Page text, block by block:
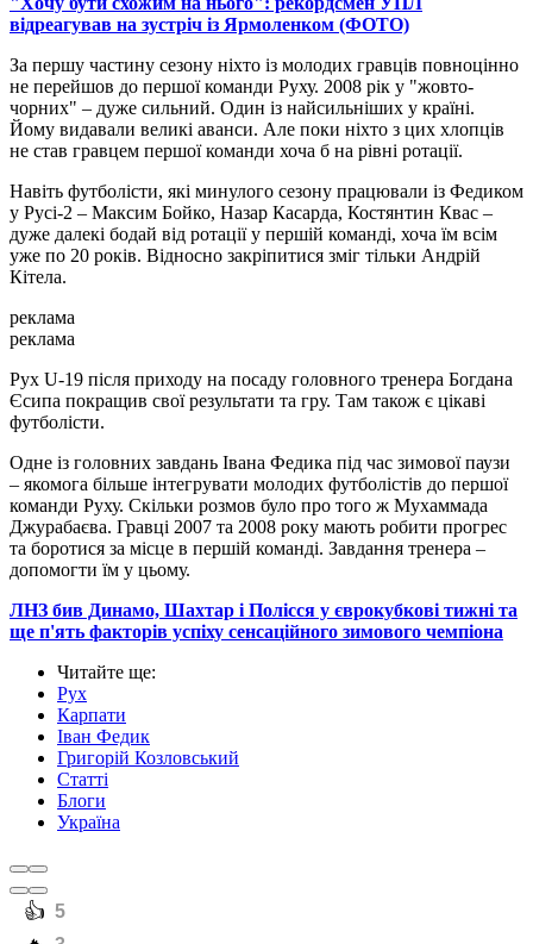
відреагував на зустріч із Ярмоленком (ФОТО)
За першу частину сезону ніхто із молодих гравців повноцінно
не перейшов до першої команди Руху. 2008 рік у "жовто-
чорних" – дуже сильний. Один із найсильніших у країні.
Йому видавали великі аванси. Але поки ніхто з цих хлопців
не став гравцем першої команди хоча б на рівні ротації.
Навіть футболісти, які минулого сезону працювали із Федиком
у Русі-2 – Максим Бойко, Назар Касарда, Костянтин Квас –
дуже далекі бодай від ротації у першій команді, хоча їм всім
уже по 20 років. Відносно закріпитися зміг тільки Андрій
Кітела.
реклама
реклама
Рух U-19 після приходу на посаду головного тренера Богдана
Єсипа покращив свої результати та гру. Там також є цікаві
футболісти.
Одне із головних завдань Івана Федика під час зимової паузи
– якомога більше інтегрувати молодих футболістів до першої
команди Руху. Скільки розмов було про того ж Мухаммада
Джурабаєва. Гравці 2007 та 2008 року мають робити прогрес
та боротися за місце в першій команді. Завдання тренера –
допомогти їм у цьому.
ЛНЗ бив Динамо, Шахтар і Полісся у єврокубкові тижні та
ще п'ять факторів успіху сенсаційного зимового чемпіона
Читайте ще:
Рух
Карпати
Іван Федик
Григорій Козловський
Статті
Блоги
Україна
️👍 5